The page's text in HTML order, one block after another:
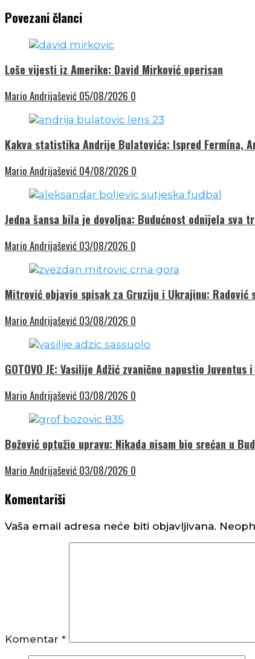
Povezani članci
Loše vijesti iz Amerike: David Mirković operisan
Mario Andrijašević 05/08/2026 0
Kakva statistika Andrije Bulatovića: Ispred Fermína,
Mario Andrijašević 04/08/2026 0
Jedna šansa bila je dovoljna: Budućnost odnijela sva
Mario Andrijašević 03/08/2026 0
Mitrović objavio spisak za Gruziju i Ukrajinu: Radović
Mario Andrijašević 03/08/2026 0
GOTOVO JE: Vasilije Adžić zvanično napustio
Mario Andrijašević 03/08/2026 0
Božović optužio upravu: Nikada nisam bio srećan u
Mario Andrijašević 03/08/2026 0
Komentariši
Vaša email adresa neće biti objavljivana.
Komentar *